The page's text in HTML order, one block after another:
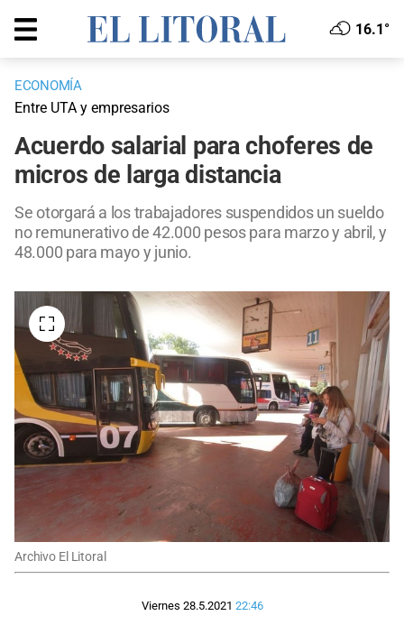
16.1°
ECONOMÍA
Entre UTA y empresarios
Acuerdo salarial para choferes de
micros de larga distancia
Se otorgará a los trabajadores suspendidos un sueldo
no remunerativo de 42.000 pesos para marzo y abril, y
48.000 para mayo y junio.
Archivo El Litoral
Viernes 28.5.2021 22:46